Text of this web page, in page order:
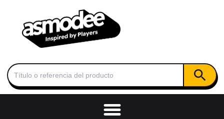
Buscar: Botón de